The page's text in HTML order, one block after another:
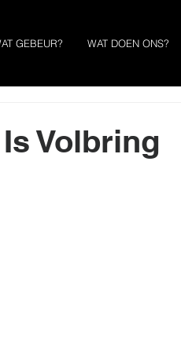
GEBEUR? WAT DOEN ONS?
Volbring